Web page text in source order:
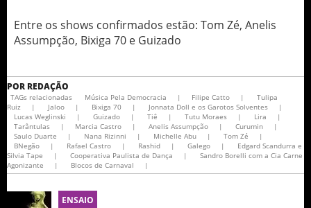
Entre os shows confirmados estão: Tom Zé, Anelis
Assumpção, Bixiga 70 e Guizado
POR REDAÇÃO
TAGs relacionadas Música Pela Democracia | Filipe Catto |
Tulipa
Ruiz
| Jaloo | Bixiga 70 | Jonnata Doll e os Garotos Solventes
|
Lucas Weglinski
| Guizado | Tiê | Tutu Moraes | Lira
|
Tarântulas
| Marcia Castro | Anelis Assumpção | Curumin
|
Saulo Duarte
| Nana Rizinni | Michelle Abu | Tom Zé
|
BNegão
| Rafael Castro | Rashid | Galego |
Edgard Scandurra e
Silvia Tape
| Cooperativa Paulista de Dança |
Sandro Borelli com a Cia Carne
Agonizante
| Blocos de Carnaval |
ENSAIO